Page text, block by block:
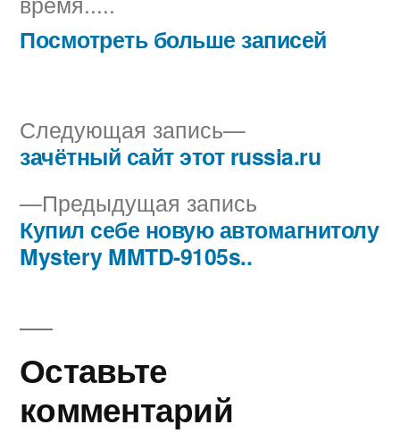
Посмотреть больше записей
Навигация
по
записям
Предыдущая запись
запись:
Купил себе новую автомагнитолу
Mystery MMTD-9105s..
Следующая запись
Следующая
запись:
зачётный сайт этот russia.ru
Оставьте
комментарий